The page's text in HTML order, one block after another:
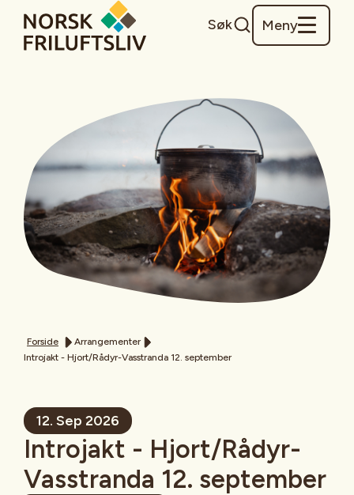
Søk Meny
Forside
Arrangementer
Introjakt - Hjort/Rådyr-Vasstranda 12. september
12. Sep 2026
Introjakt - Hjort/Rådyr-
Vasstranda 12. september